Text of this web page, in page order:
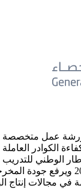
عمل متخصصة
الكوادر
الوطني للتدريب
مستهدفات رؤية
في مجالات إنتاج